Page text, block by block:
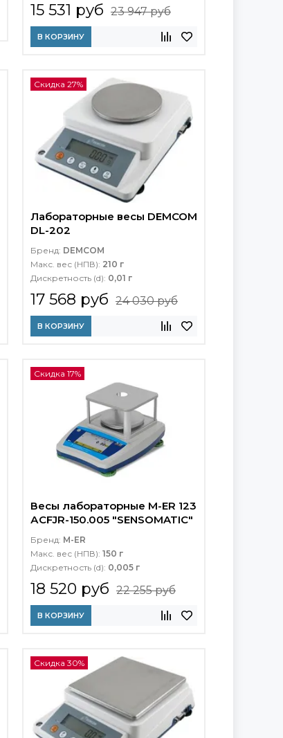
15 531 руб 23 947 руб
В КОРЗИНУ
Скидка 27%
Лабораторные весы DEMCOM
DL-202
Бренд: DEMCOM
Макс. вес (НПВ): 210 г
Дискретность (d): 0,01 г
17 568 руб 24 030 руб
В КОРЗИНУ
Скидка 17%
Весы лабораторные M-ER 123
АCFJR-150.005 "SENSOMATIC"
Бренд: M-ER
Макс. вес (НПВ): 150 г
Дискретность (d): 0,005 г
18 520 руб 22 255 руб
В КОРЗИНУ
Скидка 30%